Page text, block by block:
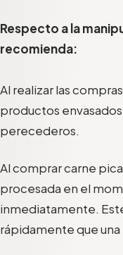
Respecto a la
recomienda:
Al realizar las
productos
perecederos.
Al comprar carne
procesada en el
inmediatamente.
rápidamente que